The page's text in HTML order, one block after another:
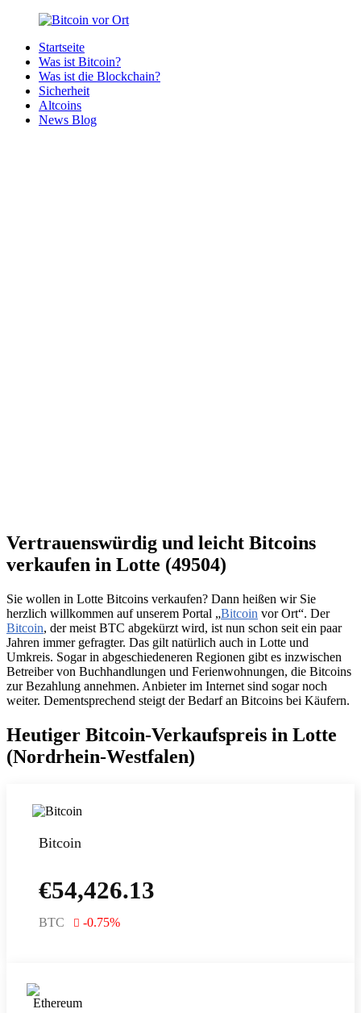
Zurück
Inhalt
Bitcoin
Bitcoins
deiner
Region
Startseite
Was ist Bitcoin?
Was ist die Blockchain?
Sicherheit
Altcoins
News Blog
Vertrauenswürdig und leicht Bitcoins
verkaufen in Lotte (49504)
Sie wollen in Lotte Bitcoins verkaufen? Dann heißen wir Sie
herzlich willkommen auf unserem Portal „Bitcoin vor Ort“. Der
Bitcoin, der meist BTC abgekürzt wird, ist nun schon seit ein paar
Jahren immer gefragter. Das gilt natürlich auch in Lotte und
Umkreis. Sogar in abgeschiedeneren Regionen gibt es inzwischen
Betreiber von Buchhandlungen und Ferienwohnungen, die Bitcoins
zur Bezahlung annehmen. Anbieter im Internet sind sogar noch
weiter. Dementsprechend steigt der Bedarf an Bitcoins bei Käufern.
Heutiger Bitcoin-Verkaufspreis in Lotte
(Nordrhein-Westfalen)
Bitcoin
€54,426.13
BTC -0.75%